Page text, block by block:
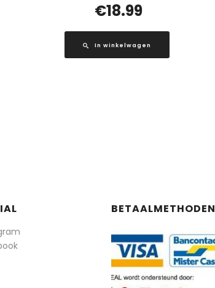
€18.99
In winkelwagen
BETAALMETHODEN